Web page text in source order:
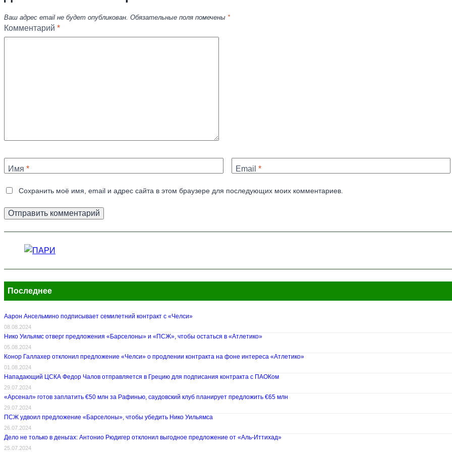
Ваш адрес email не будет опубликован. Обязательные поля помечены *
Комментарий *
Имя * Email *
Сохранить моё имя, email и адрес сайта в этом браузере для последующих моих комментариев.
Последнее
Аарон Ансельмино подписывает семилетний контракт с «Челси»
08.08.2024
Нико Уильямс отверг предложения «Барселоны» и «ПСЖ», чтобы остаться в «Атлетико»
05.08.2024
Конор Галлахер отклонил предложение «Челси» о продлении контракта на фоне интереса «Атлетико»
01.08.2024
Нападающий ЦСКА Федор Чалов отправляется в Грецию для подписания контракта с ПАОКом
29.07.2024
«Арсенал» готов заплатить €50 млн за Рафинью, саудовский клуб планирует предложить €65 млн
29.07.2024
ПСЖ удвоил предложение «Барселоны», чтобы убедить Нико Уильямса
26.07.2024
Дело не только в деньгах: Антонио Рюдигер отклонил выгодное предложение от «Аль-Иттихад»
25.07.2024